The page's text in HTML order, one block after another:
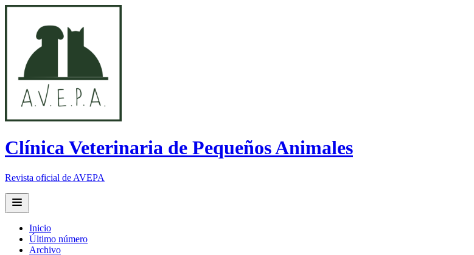
Clínica Veterinaria de Pequeños Animales
Revista oficial de AVEPA
Open main menu
Inicio
Último número
Archivo